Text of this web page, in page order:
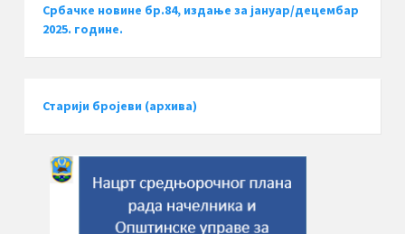
Србачке новине бр.84, издање за јануар/децембар
2025. године.
Старији бројеви (архива)